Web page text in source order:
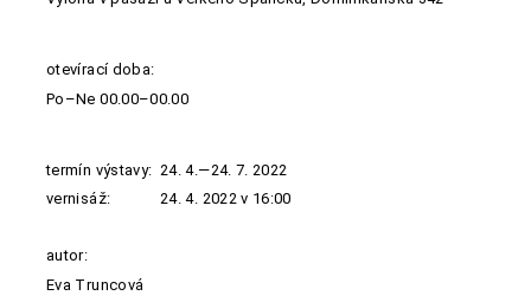
otevírací doba:
Po–Ne 00.00–00.00
termín výstavy: 24. 4.—24. 7. 2022
vernisáž:
24. 4. 2022 v 16:00
autor:
Eva Truncová